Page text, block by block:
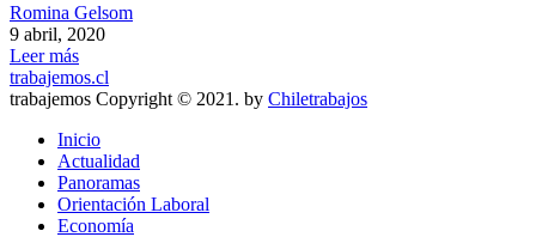
Romina Gelsom
9 abril, 2020
Leer más
trabajemos.cl
trabajemos Copyright © 2021. by Chiletrabajos
Inicio
Actualidad
Panoramas
Orientación Laboral
Economía